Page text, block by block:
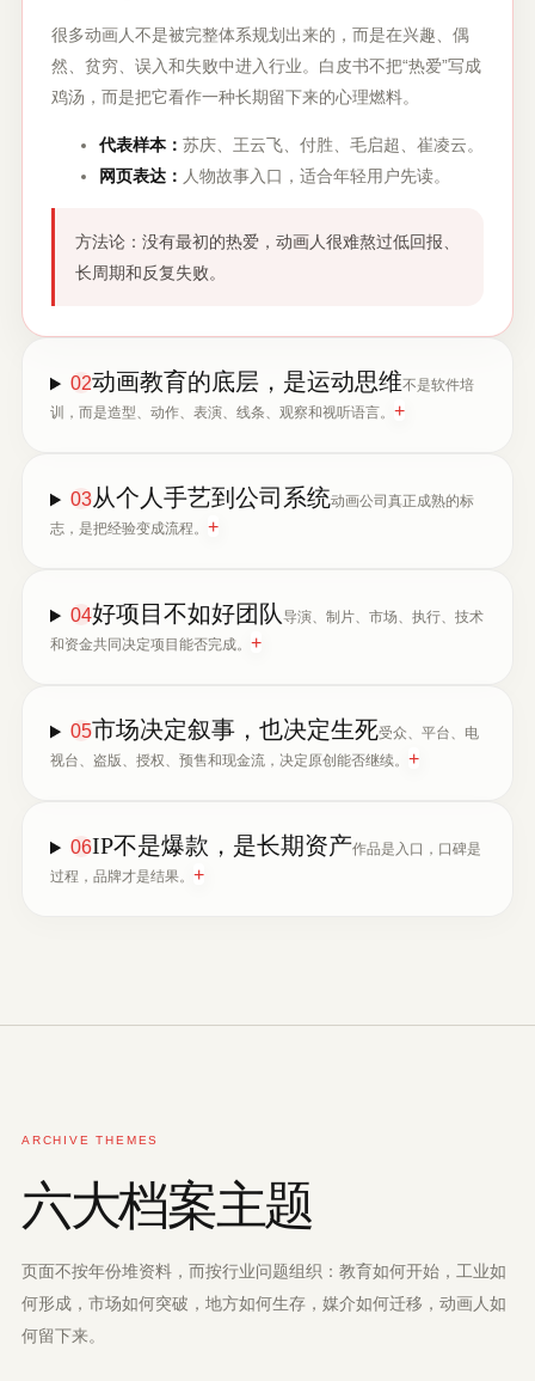
很多动画人不是被完整体系规划出来的，而是在兴趣、偶
然、贫穷、误入和失败中进入行业。白皮书不把“热爱”写成
鸡汤，而是把它看作一种长期留下来的心理燃料。
代表样本： 苏庆、王云飞、付胜、毛启超、崔凌云。
网页表达： 人物故事入口，适合年轻用户先读。
方法论：没有最初的热爱，动画人很难熬过低回报、
长周期和反复失败。
02动画教育的底层，是运动思维不是软件培
训，而是造型、动作、表演、线条、观察和视听语言。 +
03从个人手艺到公司系统动画公司真正成熟的标
志，是把经验变成流程。 +
04好项目不如好团队导演、制片、市场、执行、技术
和资金共同决定项目能否完成。 +
05市场决定叙事，也决定生死受众、平台、电
视台、盗版、授权、预售和现金流，决定原创能否继续。 +
06IP不是爆款，是长期资产作品是入口，口碑是
过程，品牌才是结果。 +
ARCHIVE THEMES
六大档案主题
页面不按年份堆资料，而按行业问题组织：教育如何开始，工业如
何形成，市场如何突破，地方如何生存，媒介如何迁移，动画人如
何留下来。